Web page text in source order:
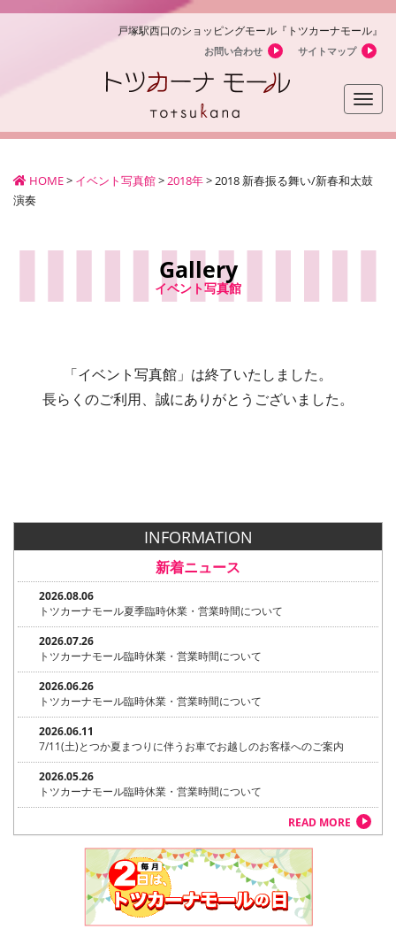
戸塚駅西口のショッピングモール『トツカーナモール』
お問い合わせ サイトマップ
Toggle
HOME> イベント写真館> 2018年> 2018 新春振る舞い/新春和太鼓
演奏
Gallery
イベント写真館
「イベント写真館」は終了いたしました。
長らくのご利用、誠にありがとうございました。
INFORMATION
新着ニュース
2026.08.06
トツカーナモール夏季臨時休業・営業時間について
2026.07.26
トツカーナモール臨時休業・営業時間について
2026.06.26
トツカーナモール臨時休業・営業時間について
2026.06.11
7/11(土)とつか夏まつりに伴うお車でお越しのお客様へのご案内
2026.05.26
トツカーナモール臨時休業・営業時間について
READ MORE